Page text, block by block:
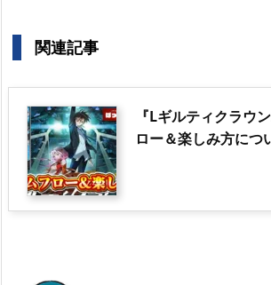
関連記事
『Lギルティクラウ
ロー＆楽しみ方につ